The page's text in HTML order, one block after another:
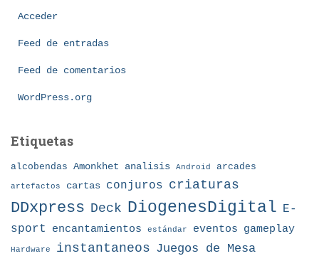
Acceder
Feed de entradas
Feed de comentarios
WordPress.org
Etiquetas
alcobendas Amonkhet analisis Android arcades
artefactos cartas conjuros criaturas
DDxpress Deck DiogenesDigital E-
sport
encantamientos estándar eventos gameplay
Hardware instantaneos Juegos de Mesa